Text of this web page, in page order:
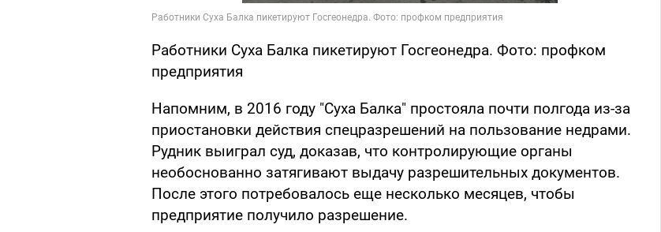
Работники Суха Балка пикетируют Госгеонедра. Фото: профком
предприятия
Напомним, в 2016 году "Суха Балка" простояла почти полгода из-за
приостановки действия спецразрешений на пользование недрами.
Рудник выиграл суд, доказав, что контролирующие органы
необоснованно затягивают выдачу разрешительных документов.
После этого потребовалось еще несколько месяцев, чтобы
предприятие получило разрешение.